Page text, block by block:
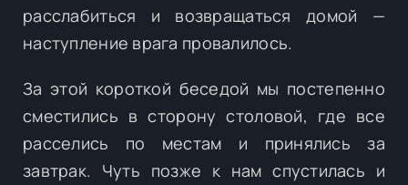
расслабиться и возвращаться домой —
наступление врага провалилось.
За этой короткой беседой мы постепенно
сместились в сторону столовой, где все
расселись по местам и принялись за
завтрак. Чуть позже к нам спустилась и